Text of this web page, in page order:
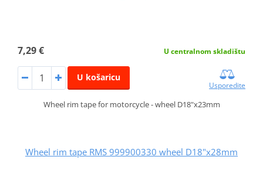
7,29 € U centralnom skladištu
U košaricu
Usporedite
Wheel rim tape for motorcycle - wheel D18"x23mm
Wheel rim tape RMS 999900330 wheel D18"x28mm